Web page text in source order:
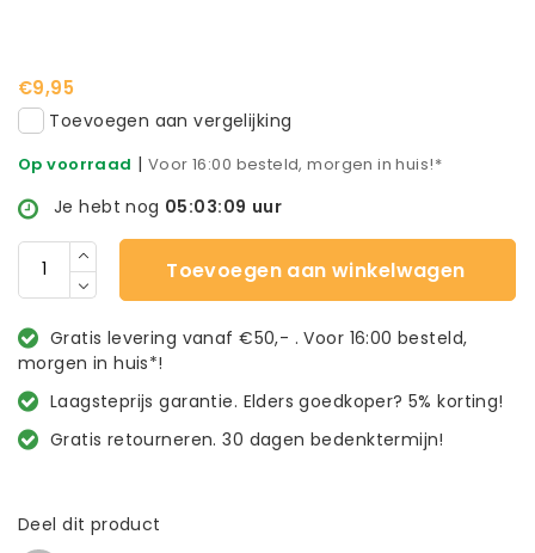
€9,95
Toevoegen aan vergelijking
Op voorraad | Voor 16:00 besteld, morgen in huis!*
Je hebt nog 05:03:08 uur
Toevoegen aan winkelwagen
Gratis levering vanaf €50,- . Voor 16:00 besteld,
morgen in huis*!
Laagsteprijs garantie. Elders goedkoper? 5% korting!
Gratis retourneren. 30 dagen bedenktermijn!
Deel dit product